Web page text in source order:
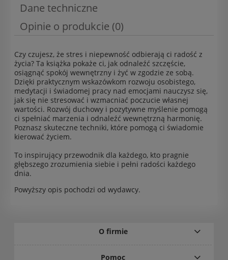
Dane techniczne
Opinie o produkcie (0)
Czy czujesz, że stres i niepewność odbierają ci radość z
życia? Ta książka pokaże ci, jak odnaleźć szczęście,
osiągnąć spokój wewnętrzny i żyć w zgodzie ze sobą.
Dzięki praktycznym wskazówkom rozwoju osobistego,
medytacji i świadomej pracy nad emocjami nauczysz się,
jak się nie stresować i wzmacniać poczucie własnej
wartości. Rozwój duchowy i pozytywne myślenie pomogą
ci spełniać marzenia i odnaleźć wewnętrzną harmonię.
Poznasz skuteczne techniki, które pomogą ci świadomie
kierować życiem.
To inspirujący przewodnik dla każdego, kto pragnie
głębszego zrozumienia siebie i pełni radości każdego
dnia.
Powyższy opis pochodzi od wydawcy.
O firmie
Pomoc